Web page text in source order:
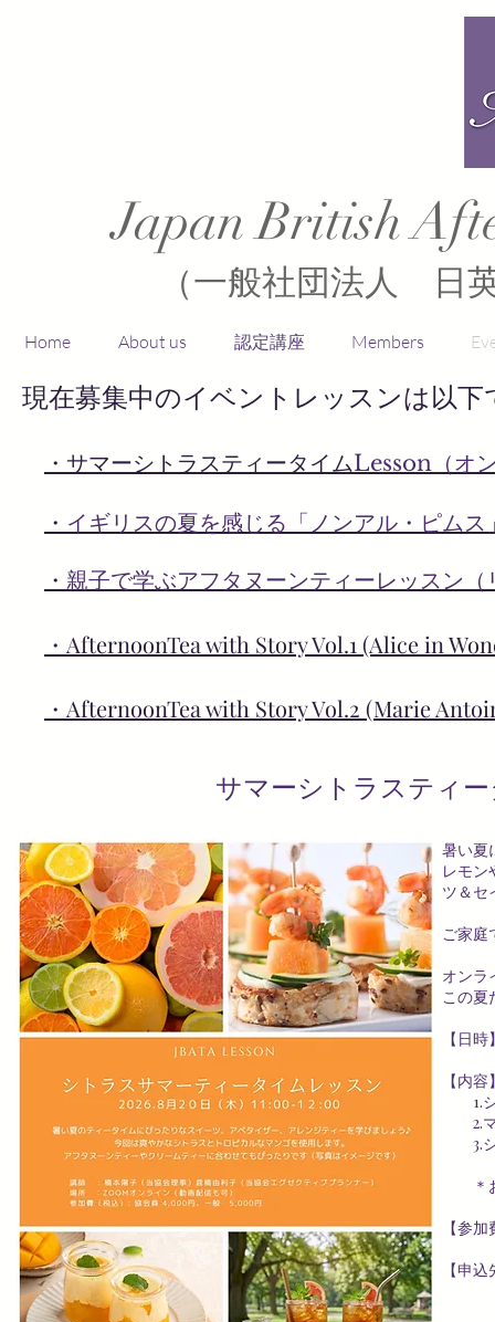
Japan British
（一般社団法人 日
Home About us 認定講座 Members
現在募集中のイベントレッスンは以下
・ ​サマーシトラスティータイムLesson（オ
・ イギリスの夏を感じる「ノンアル・ピム
・ 親子で学ぶアフタヌーンティーレッスン（
・ ​AfternoonTea with Story Vol.1 (Alice in
・AfternoonTea with Story Vol.2 (Marie
サマーシトラスティ
暑い夏
レモン
ツ＆セ
ご家庭
オンラ
この夏
【日
【内容
1.シ
2.マ
3.シ
＊お
【参
【申